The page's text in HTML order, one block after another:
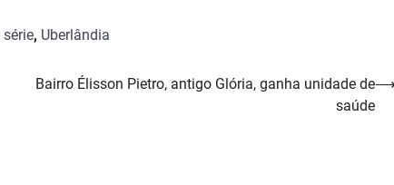
série, Uberlândia
Bairro Élisson Pietro, antigo Glória, ganha unidade de
saúde